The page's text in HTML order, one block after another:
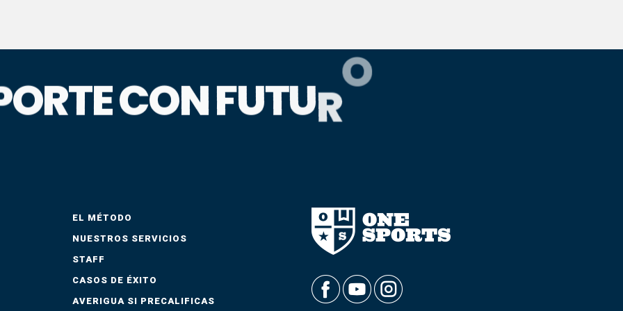
ORTECONFUTURO
EL MÉTODO
NUESTROS SERVICIOS
STAFF
CASOS DE ÉXITO
AVERIGUA SI PRECALIFICAS